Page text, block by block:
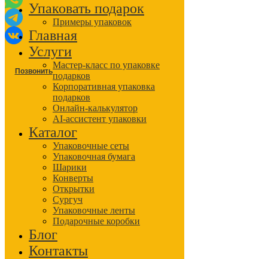
Позвонить
Упаковать подарок
Примеры упаковок
Главная
Услуги
Мастер-класс по упаковке
подарков
Корпоративная упаковка
подарков
Онлайн-калькулятор
AI-ассистент упаковки
Каталог
Упаковочные сеты
Упаковочная бумага
Шарики
Конверты
Открытки
Сургуч
Упаковочные ленты
Подарочные коробки
Блог
Контакты